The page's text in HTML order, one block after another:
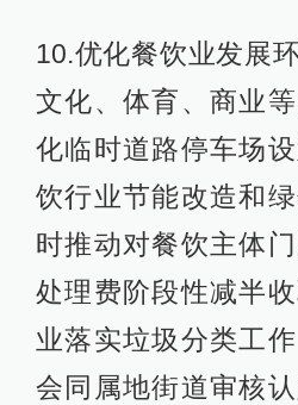
10.优化餐饮业发展
文化、体育、商业
化临时道路停车场
饮行业节能改造和
时推动对餐饮主体
处理费阶段性减半
业落实垃圾分类工
会同属地街道审核